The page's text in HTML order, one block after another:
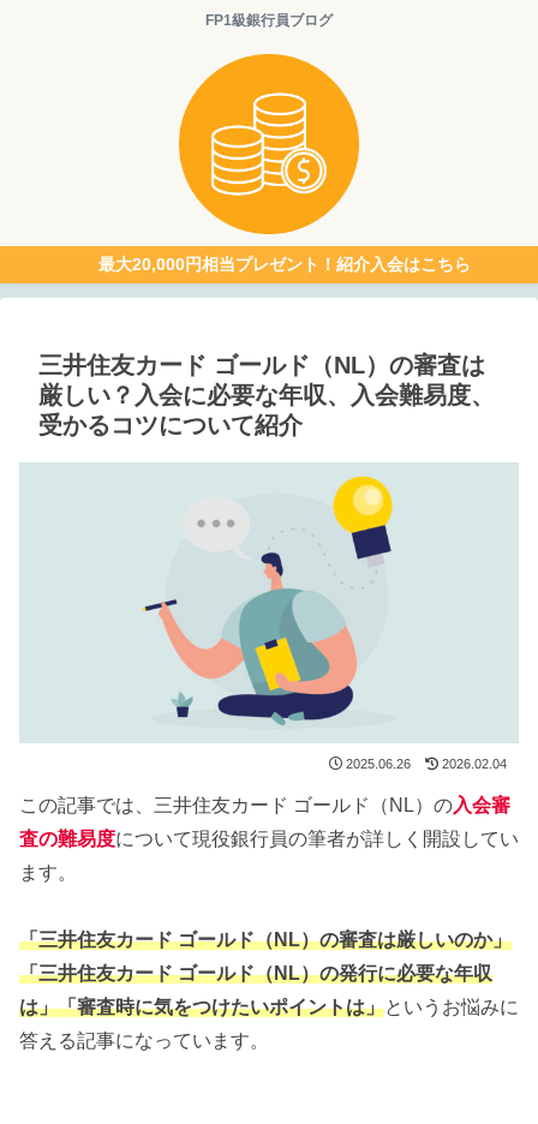
FP1級銀行員ブログ
最大20,000円相当プレゼント！紹介入会はこちら
三井住友カード ゴールド（NL）の審査は
厳しい？入会に必要な年収、入会難易度、
受かるコツについて紹介
2025.06.26 2026.02.04
この記事では、三井住友カード ゴールド（NL）の入会審
査の難易度について現役銀行員の筆者が詳しく開設してい
ます。
「三井住友カード ゴールド（NL）の審査は厳しいのか」
「三井住友カード ゴールド（NL）の発行に必要な年収
は」「審査時に気をつけたいポイントは」というお悩みに
答える記事になっています。